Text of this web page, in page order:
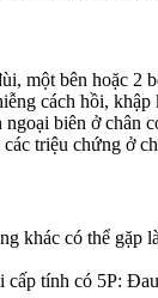
một bên hoặc 2
cách hồi,
biên ở chân
triệu chứng ở
khác có thể gặp
tính có 5P: